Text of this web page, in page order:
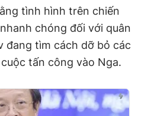
tình hình trên chiến
chóng đối với quân
đang tìm cách dỡ bỏ các
tấn công vào Nga.